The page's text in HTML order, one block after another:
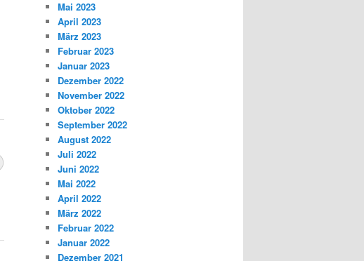
Mai 2023
April 2023
März 2023
Februar 2023
Januar 2023
Dezember 2022
November 2022
Oktober 2022
September 2022
August 2022
Juli 2022
Juni 2022
Mai 2022
April 2022
März 2022
Februar 2022
Januar 2022
Dezember 2021